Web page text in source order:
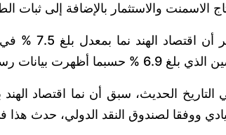
الاسمنت والاستثمار بالإضافة إلى ثبات
6.9 % حسبما أظهرت بيانات رسمية.
التاريخ الحديث، سبق أن نما اقتصاد
ووفقا لصندوق النقد الدولي، حدث هذا في أعوام 1981 و1989